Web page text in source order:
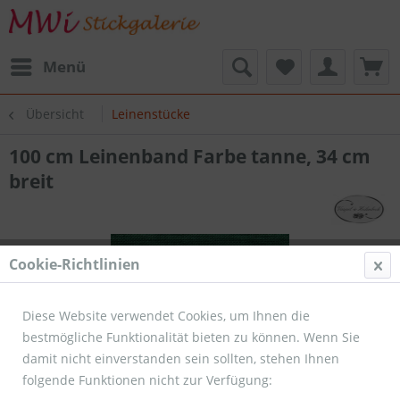
Menü
Übersicht Leinenstücke
100 cm Leinenband Farbe tanne, 34 cm
breit
Cookie-Richtlinien
Diese Website verwendet Cookies, um Ihnen die
bestmögliche Funktionalität bieten zu können. Wenn Sie
damit nicht einverstanden sein sollten, stehen Ihnen
folgende Funktionen nicht zur Verfügung: